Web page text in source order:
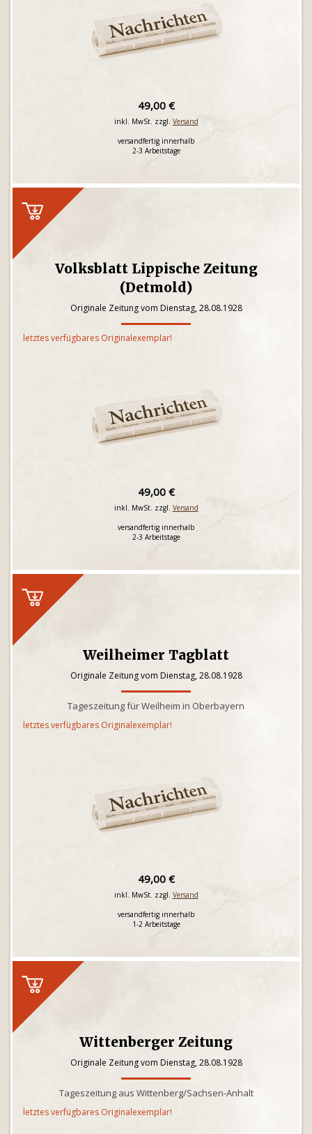
49,00 €
inkl. MwSt. zzgl. Versand
versandfertig innerhalb
2-3 Arbeitstage
Volksblatt Lippische Zeitung
(Detmold)
Originale Zeitung vom Dienstag, 28.08.1928
letztes verfügbares Originalexemplar!
49,00 €
inkl. MwSt. zzgl. Versand
versandfertig innerhalb
2-3 Arbeitstage
Weilheimer Tagblatt
Originale Zeitung vom Dienstag, 28.08.1928
Tageszeitung für Weilheim in Oberbayern
letztes verfügbares Originalexemplar!
49,00 €
inkl. MwSt. zzgl. Versand
versandfertig innerhalb
1-2 Arbeitstage
Wittenberger Zeitung
Originale Zeitung vom Dienstag, 28.08.1928
Tageszeitung aus Wittenberg/Sachsen-Anhalt
letztes verfügbares Originalexemplar!